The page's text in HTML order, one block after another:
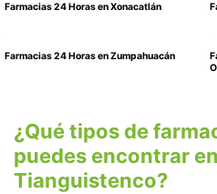
Farmacias 24 Horas en Xonacatlán
Farmacias 24 Horas en Zumpahuacán
¿Qué tipos de
puedes encontrar
Tianguistenco?